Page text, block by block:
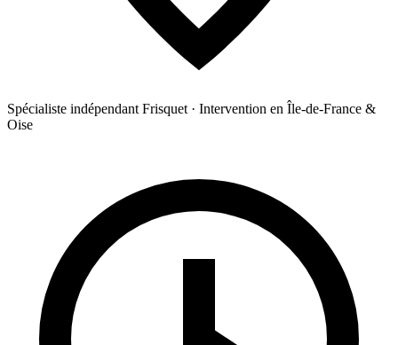
Spécialiste indépendant Frisquet · Intervention en Île-de-France &
Oise